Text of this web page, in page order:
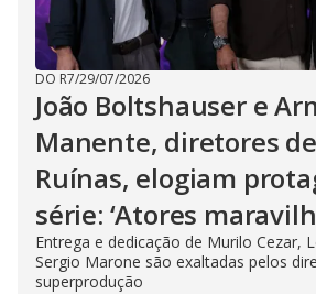
DO R7/29/07/2026
João Boltshauser e
Manente, diretores
Ruínas, elogiam
série: ‘Atores
Entrega e dedicação de Murilo Cezar,
Sergio Marone são exaltadas pelos
superprodução